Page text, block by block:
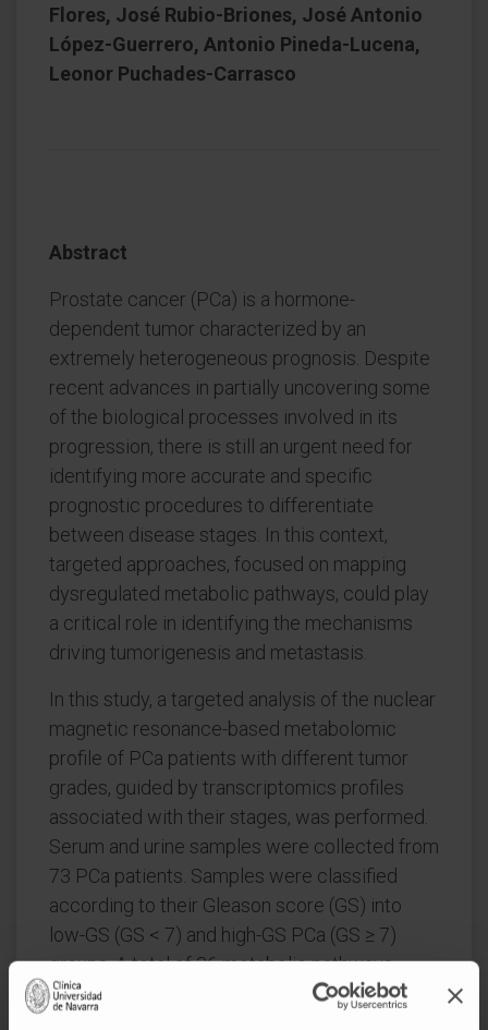
Flores, José Rubio-Briones, José Antonio
López-Guerrero, Antonio Pineda-Lucena,
Leonor Puchades-Carrasco
Abstract
Prostate cancer (PCa) is a hormone-
dependent tumor characterized by an
extremely heterogeneous prognosis. Despite
recent advances in partially uncovering some
of the biological processes involved in its
progression, there is still an urgent need for
identifying more accurate and specific
prognostic procedures to differentiate
between disease stages. In this context,
targeted approaches, focused on mapping
dysregulated metabolic pathways, could play
a critical role in identifying the mechanisms
driving tumorigenesis and metastasis.
In this study, a targeted analysis of the nuclear
magnetic resonance-based metabolomic
profile of PCa patients with different tumor
grades, guided by transcriptomics profiles
associated with their stages, was performed.
Serum and urine samples were collected from
73 PCa patients. Samples were classified
according to their Gleason score (GS) into
low-GS (GS < 7) and high-GS PCa (GS ≥ 7)
groups. A total of 36 metabolic pathways
were found to be dysregulated in the